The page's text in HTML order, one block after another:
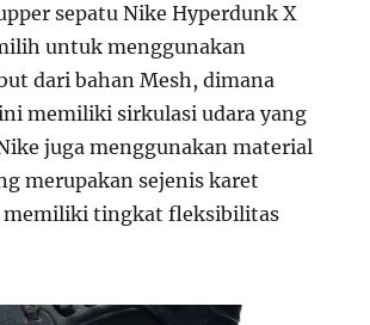
sepatu Nike Hyperdunk X
untuk menggunakan
dari bahan Mesh, dimana
memiliki sirkulasi udara yang
juga menggunakan material
merupakan sejenis karet
memiliki tingkat fleksibilitas